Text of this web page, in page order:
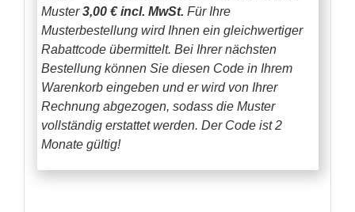
Muster3,00 € incl. MwSt. Für Ihre
Musterbestellung wird Ihnen ein gleichwertiger
Rabattcode übermittelt. Bei Ihrer nächsten
Bestellung können Sie diesen Code in Ihrem
Warenkorb eingeben und er wird von Ihrer
Rechnung abgezogen, sodass die Muster
vollständig erstattet werden. Der Code ist 2
Monate gültig!